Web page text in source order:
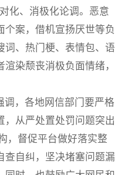
化、消极化论调。恶意
个案，借机宣扬厌世等负
词、热门梗、表情包、语
染颓丧消极负面情绪，
调，各地网信部门要严格
，从严处置处罚问题突出
，督促平台做好落实整
查自纠，坚决堵塞问题漏